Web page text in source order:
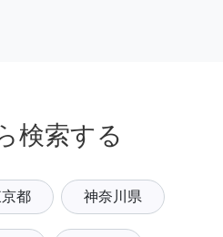
検索する
都 神奈川県